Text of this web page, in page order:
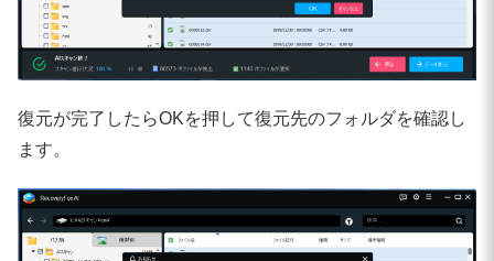
復元が完了したらOKを押して復元先のフォルダを確認し
ます。